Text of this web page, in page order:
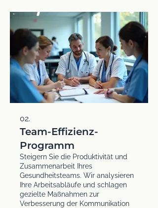
02.
Team-Effizienz-
Programm
Steigern Sie die Produktivität und
Zusammenarbeit Ihres
Gesundheitsteams. Wir analysieren
Ihre Arbeitsabläufe und schlagen
gezielte Maßnahmen zur
Verbesserung der Kommunikation